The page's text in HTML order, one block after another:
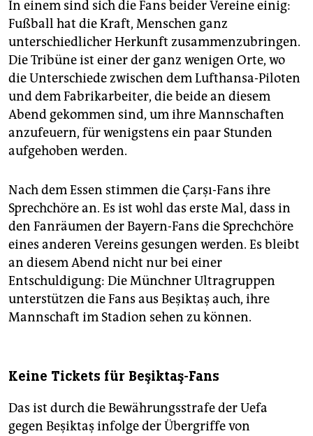
In einem sind sich die Fans beider Vereine einig:
Fußball hat die Kraft, Menschen ganz
unterschiedlicher Herkunft zusammenzubringen.
Die Tribüne ist einer der ganz wenigen Orte, wo
die Unterschiede zwischen dem Lufthansa-Piloten
und dem Fabrikarbeiter, die beide an diesem
Abend gekommen sind, um ihre Mannschaften
anzufeuern, für wenigstens ein paar Stunden
aufgehoben werden.
Nach dem Essen stimmen die Çarşı-Fans ihre
Sprechchöre an. Es ist wohl das erste Mal, dass in
den Fanräumen der Bayern-Fans die Sprechchöre
eines anderen Vereins gesungen werden. Es bleibt
an diesem Abend nicht nur bei einer
Entschuldigung: Die Münchner ­Ultragruppen
unterstützen die Fans aus Beşiktaş auch, ihre
Mannschaft im Stadion sehen zu können.
Keine Tickets für Beşiktaş-Fans
Das ist durch die Bewährungsstrafe der Uefa
gegen Beşiktaş infolge der Übergriffe von